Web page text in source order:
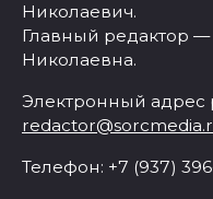
Николаевич.
Главный редактор
Николаевна.
Электронный адрес
Телефон: +7 (937)